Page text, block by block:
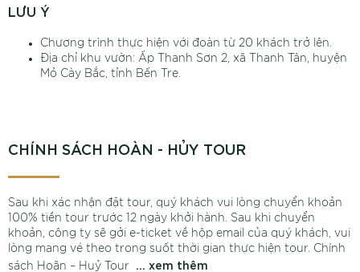
LƯU Ý
Chương trình thực hiện với đoàn từ 20 khách trở lên.
Địa chỉ khu vườn: Ấp Thanh Sơn 2, xã Thanh Tân, huyện
Mỏ Cày Bắc, tỉnh Bến Tre.
CHÍNH SÁCH HOÀN - HỦY TOUR
Sau khi xác nhận đặt tour, quý khách vui lòng chuyển khoản
100% tiền tour trước 12 ngày khởi hành. Sau khi chuyển
khoản, công ty sẽ gởi e-ticket về hộp email của quý khách, vui
lòng mang vé theo trong suốt thời gian thực hiện tour. Chính
sách Hoãn – Huỷ Tour … xem thêm